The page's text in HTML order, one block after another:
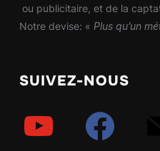
ou publicitaire, et de la
Notre devise: « Plus qu’un
SUIVEZ-NOUS